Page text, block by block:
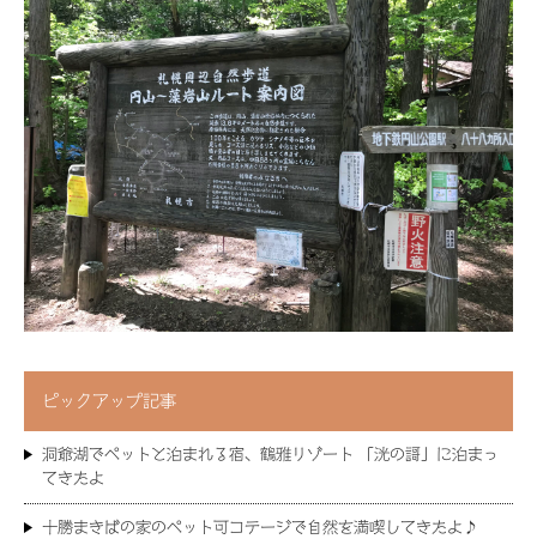
ピックアップ記事
洞爺湖でペットと泊まれる宿、鶴雅リゾート 「洸の謌」に泊まっ
てきたよ
十勝まきばの家のペット可コテージで自然を満喫してきたよ♪